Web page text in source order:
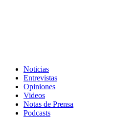
Noticias
Entrevistas
Opiniones
Videos
Notas de Prensa
Podcasts